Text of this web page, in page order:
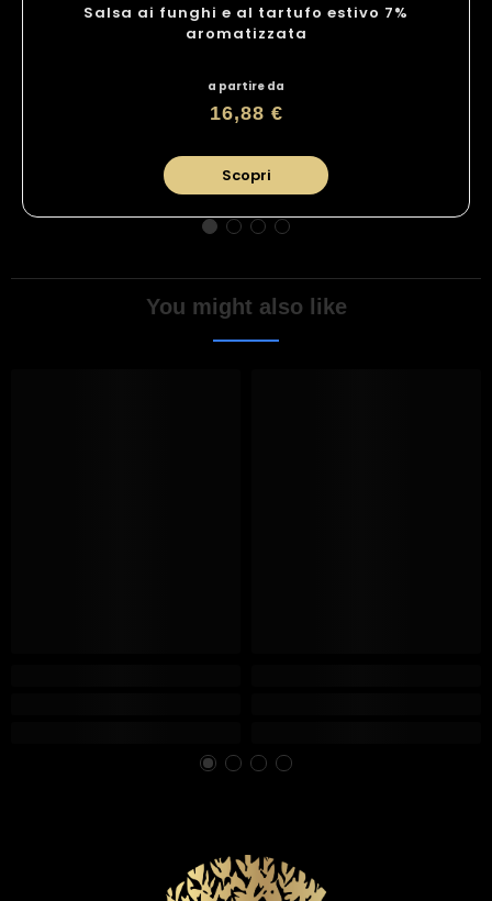
Salsa ai funghi e al tartufo estivo 7%
aromatizzata
a partire da
16,88 €
Scopri
You might also like